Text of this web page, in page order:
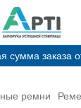
сумма заказа
ремни